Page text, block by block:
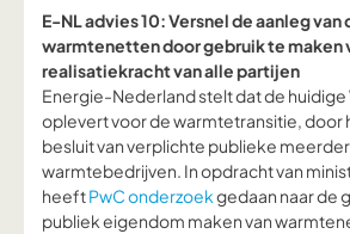
E-NL advies 10: Versnel de aanleg van
warmtenetten door gebruik te maken
realisatiekracht van alle partijen
Energie-Nederland stelt dat de
oplevert voor de warmtetransitie, door
besluit van verplichte publieke
warmtebedrijven. In opdracht van
heeftPwC onderzoekgedaan naar de
publiek eigendom maken van